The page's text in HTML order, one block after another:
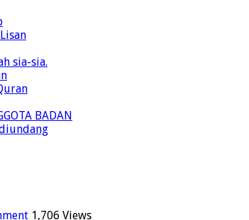
sia-sia.
BADAN
1,706 Views